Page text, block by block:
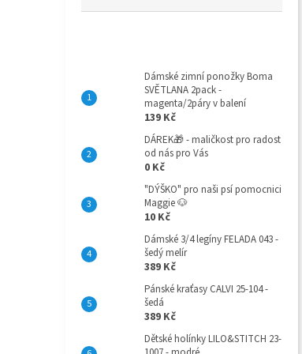
Dámské zimní ponožky Boma
SVĚTLANA 2pack -
magenta/2páry v balení
139 Kč
DÁREK🎁 - maličkost pro radost
od nás pro Vás
0 Kč
"DÝŠKO" pro naši psí pomocnici
Maggie 🐶
10 Kč
Dámské 3/4 legíny FELADA 043 -
šedý melír
389 Kč
Pánské kraťasy CALVI 25-104 -
šedá
389 Kč
Dětské holínky LILO&STITCH 23-